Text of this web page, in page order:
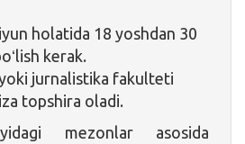
holatida 18 yoshdan 30
kerak.
jurnalistika fakulteti
topshira oladi.
mezonlar asosida